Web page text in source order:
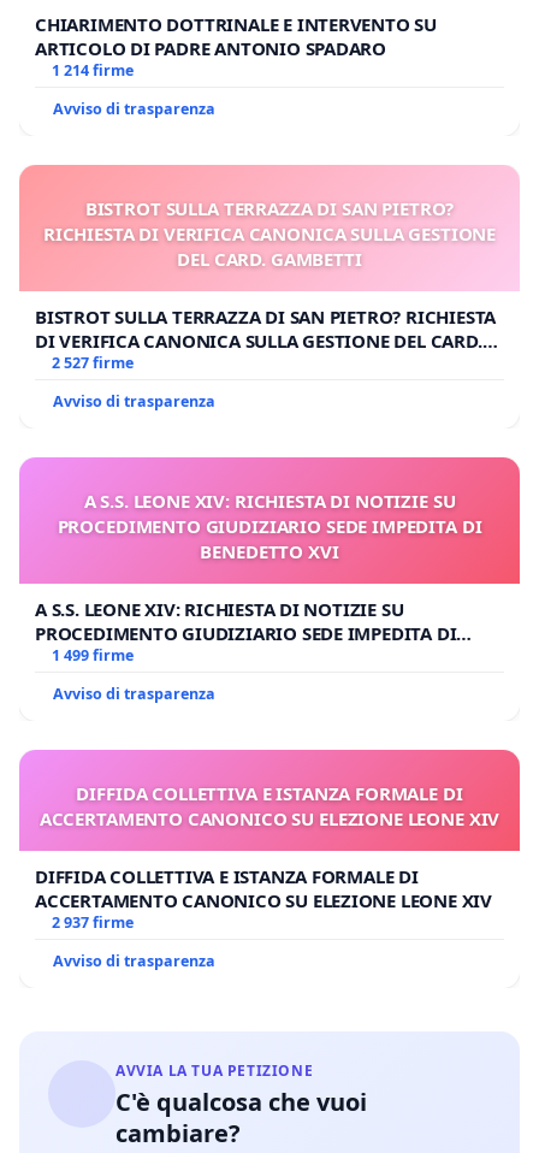
CHIARIMENTO DOTTRINALE E INTERVENTO SU
ARTICOLO DI PADRE ANTONIO SPADARO
1 214 firme
Avviso di trasparenza
BISTROT SULLA TERRAZZA DI SAN PIETRO?
RICHIESTA DI VERIFICA CANONICA SULLA GESTIONE
DEL CARD. GAMBETTI
BISTROT SULLA TERRAZZA DI SAN PIETRO? RICHIESTA
DI VERIFICA CANONICA SULLA GESTIONE DEL CARD.
GAMBETTI
2 527 firme
Avviso di trasparenza
A S.S. LEONE XIV: RICHIESTA DI NOTIZIE SU
PROCEDIMENTO GIUDIZIARIO SEDE IMPEDITA DI
BENEDETTO XVI
A S.S. LEONE XIV: RICHIESTA DI NOTIZIE SU
PROCEDIMENTO GIUDIZIARIO SEDE IMPEDITA DI
BENEDETTO XVI
1 499 firme
Avviso di trasparenza
DIFFIDA COLLETTIVA E ISTANZA FORMALE DI
ACCERTAMENTO CANONICO SU ELEZIONE LEONE XIV
DIFFIDA COLLETTIVA E ISTANZA FORMALE DI
ACCERTAMENTO CANONICO SU ELEZIONE LEONE XIV
2 937 firme
Avviso di trasparenza
AVVIA LA TUA PETIZIONE
C'è qualcosa che vuoi
cambiare?